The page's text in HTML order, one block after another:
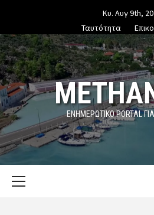
content
Κυ. Αυγ 9th,
Ταυτότητα
ΕΝΗΜΕΡΩΤΙΚΌ PORTAL